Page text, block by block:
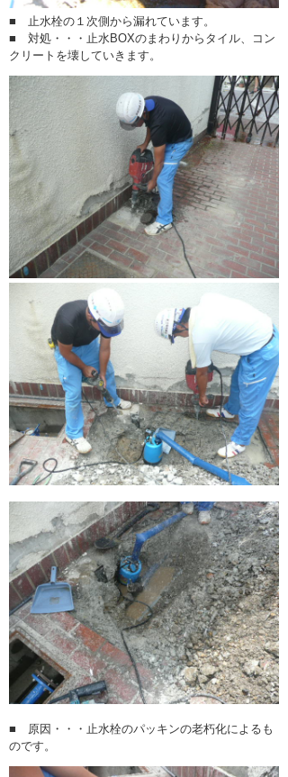
■ 止水栓の１次側から漏れています。
■ 対処・・・止水BOXのまわりからタイル、コン
クリートを壊していきます。
■ 原因・・・止水栓のパッキンの老朽化によるも
のです。